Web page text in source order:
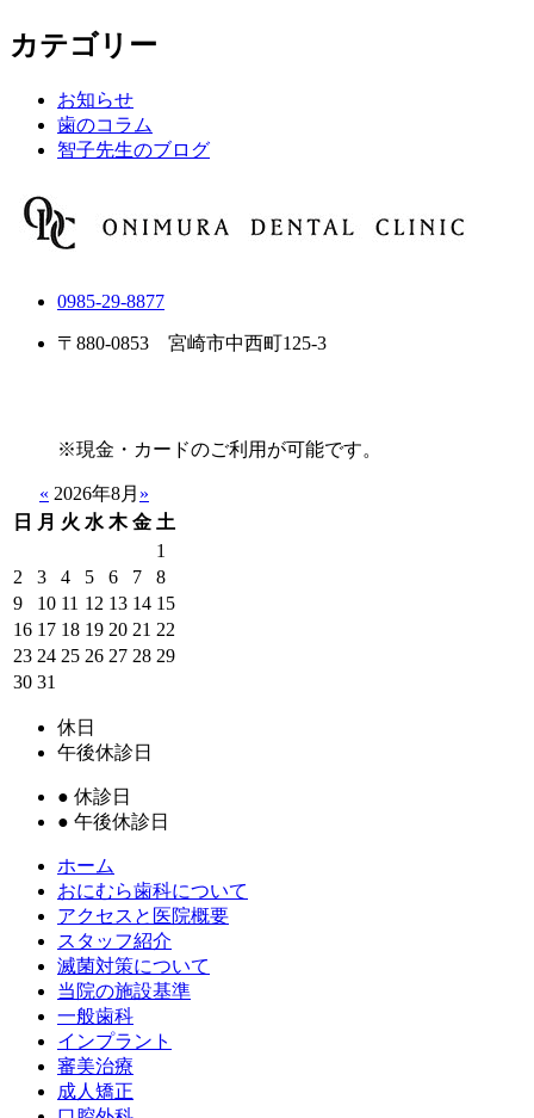
カテゴリー
お知らせ
歯のコラム
智子先生のブログ
0985-29-8877
〒880-0853 宮崎市中西町125-3
※現金・カードのご利用が可能です。
« 2026年8月 »
日
月 火 水 木 金 土
1
2
3 4 5 6 7
8
9
10 11 12 13 14 15
16 17 18 19 20 21 22
23 24 25 26 27 28 29
30 31
休日
午後休診日
● 休診日
● 午後休診日
ホーム
おにむら歯科について
アクセスと医院概要
スタッフ紹介
滅菌対策について
当院の施設基準
一般歯科
インプラント
審美治療
成人矯正